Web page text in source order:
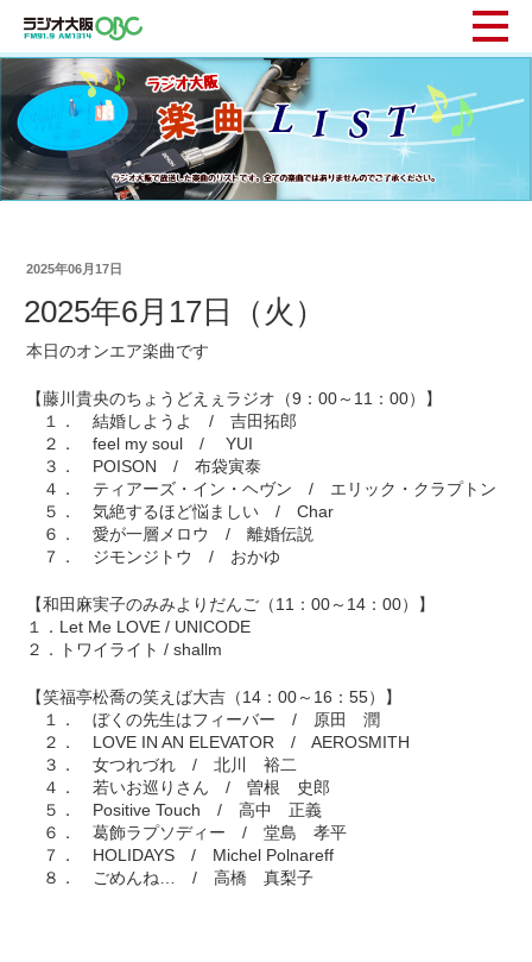
2025年06月17日
2025年6月17日（火）
本日のオンエア楽曲です
【藤川貴央のちょうどえぇラジオ（9：00～11：00）】
１． 結婚しようよ / 吉田拓郎
２． feel my soul / YUI
３． POISON / 布袋寅泰
４． ティアーズ・イン・ヘヴン / エリック・クラプトン
５． 気絶するほど悩ましい / Char
６． 愛が一層メロウ / 離婚伝説
７． ジモンジトウ / おかゆ
【和田麻実子のみみよりだんご（11：00～14：00）】
１．Let Me LOVE / UNICODE
２．トワイライト / shallm
【笑福亭松喬の笑えば大吉（14：00～16：55）】
１． ぼくの先生はフィーバー / 原田 潤
２． LOVE IN AN ELEVATOR / AEROSMITH
３． 女つれづれ / 北川 裕二
４． 若いお巡りさん / 曽根 史郎
５． Positive Touch / 高中 正義
６． 葛飾ラプソディー / 堂島 孝平
７． HOLIDAYS / Michel Polnareff
８． ごめんね… / 高橋 真梨子